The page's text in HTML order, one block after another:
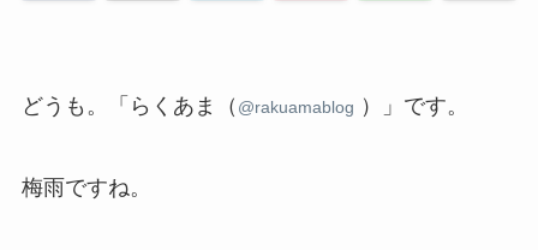
どうも。「らくあま（ @rakuamablog ）」です。
梅雨ですね。